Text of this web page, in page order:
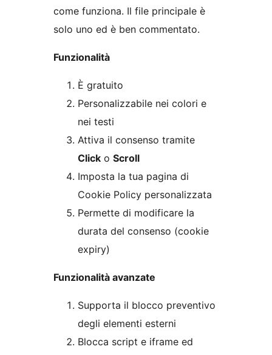
come funziona. Il file principale è
solo uno ed è ben commentato.
Funzionalità
È gratuito
Personalizzabile nei colori e
nei testi
Attiva il consenso tramite
Click o Scroll
Imposta la tua pagina di
Cookie Policy personalizzata
Permette di modificare la
durata del consenso (cookie
expiry)
Funzionalità avanzate
Supporta il blocco preventivo
degli elementi esterni
Blocca script e iframe ed